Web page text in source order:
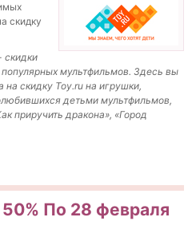
скидку
скидки
мультфильмов. Здесь вы
скидку Toy.ru на игрушки,
детьми мультфильмов,
приручить дракона», «Город
По 28 февраля